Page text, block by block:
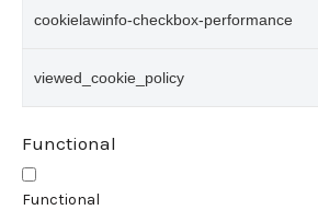
cookielawinfo-checkbox-performance
viewed_cookie_policy
Functional
Functional